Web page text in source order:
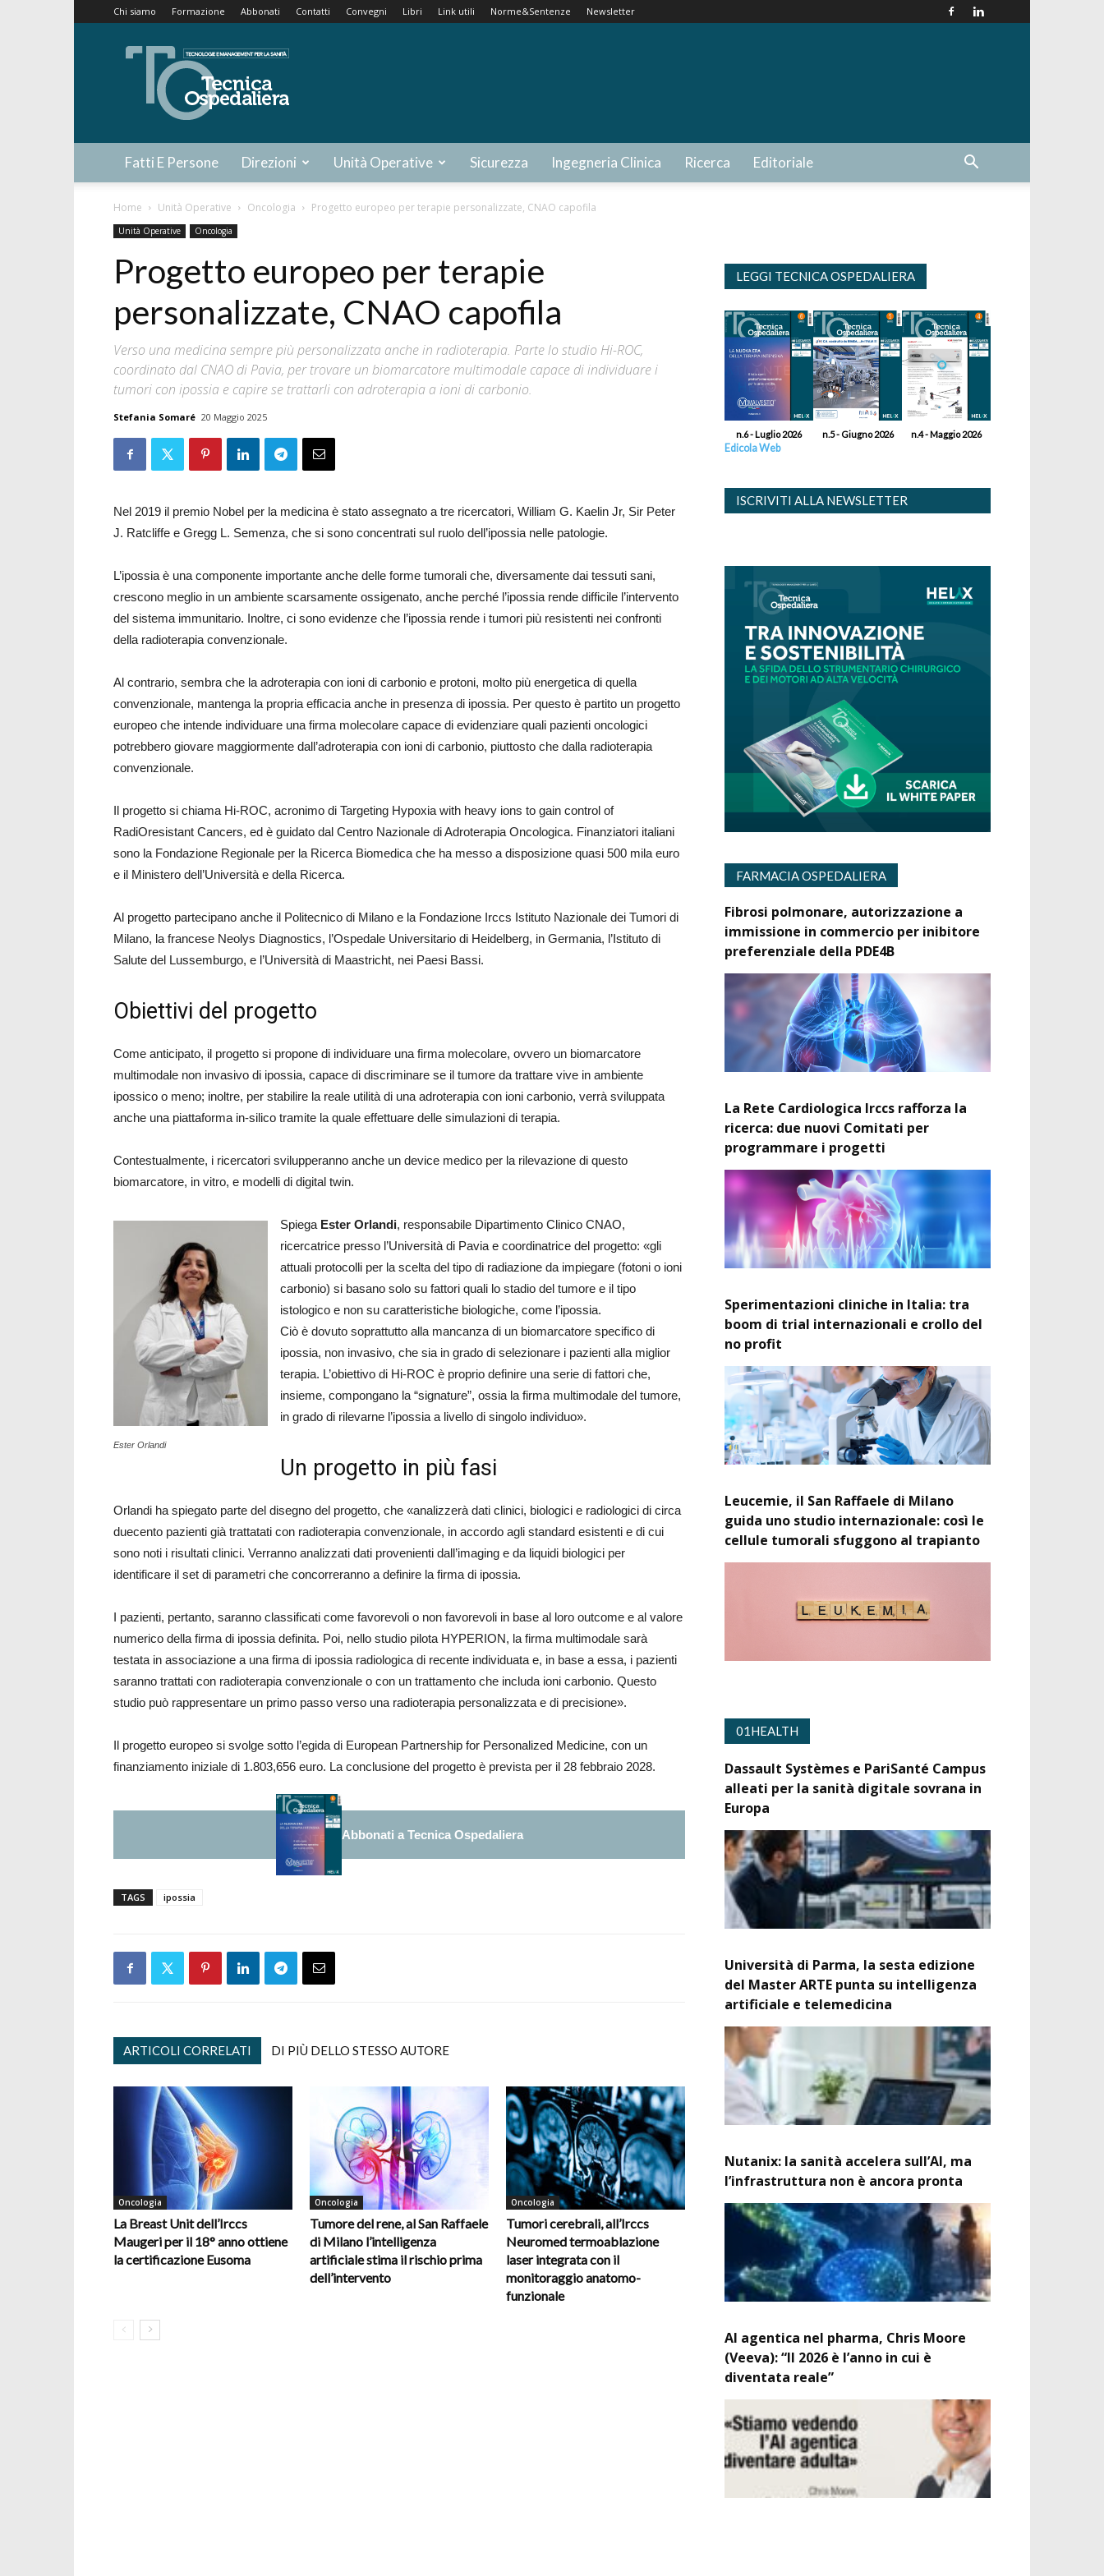
Chi siamo Formazione Abbonati Contatti Convegni Libri Link utili Norme&Sentenze Newsletter
Tecnica
Ospedaliera
Fatti E Persone Direzioni Unità Operative Sicurezza Ingegneria Clinica Ricerca Editoriale
Home Unità Operative Oncologia Progetto europeo per terapie personalizzate, CNAO capofila
Unità Operative Oncologia
Progetto europeo per terapie
personalizzate, CNAO capofila
Verso una medicina sempre più personalizzata anche in radioterapia. Parte lo studio Hi-ROC,
coordinato dal CNAO di Pavia, per trovare un biomarcatore multimodale capace di individuare i
tumori con ipossia e capire se trattarli con adroterapia a ioni di carbonio.
Stefania Somaré 20 Maggio 2025
Nel 2019 il premio Nobel per la medicina è stato assegnato a tre ricercatori, William G. Kaelin Jr, Sir Peter
J. Ratcliffe e Gregg L. Semenza, che si sono concentrati sul ruolo dell’ipossia nelle patologie.
L’ipossia è una componente importante anche delle forme tumorali che, diversamente dai tessuti sani,
crescono meglio in un ambiente scarsamente ossigenato, anche perché l’ipossia rende difficile l’intervento
del sistema immunitario. Inoltre, ci sono evidenze che l’ipossia rende i tumori più resistenti nei confronti
della radioterapia convenzionale.
Al contrario, sembra che la adroterapia con ioni di carbonio e protoni, molto più energetica di quella
convenzionale, mantenga la propria efficacia anche in presenza di ipossia. Per questo è partito un progetto
europeo che intende individuare una firma molecolare capace di evidenziare quali pazienti oncologici
potrebbero giovare maggiormente dall’adroterapia con ioni di carbonio, piuttosto che dalla radioterapia
convenzionale.
Il progetto si chiama Hi-ROC, acronimo di Targeting Hypoxia with heavy ions to gain control of
RadiOresistant Cancers, ed è guidato dal Centro Nazionale di Adroterapia Oncologica. Finanziatori italiani
sono la Fondazione Regionale per la Ricerca Biomedica che ha messo a disposizione quasi 500 mila euro
e il Ministero dell’Università e della Ricerca.
Al progetto partecipano anche il Politecnico di Milano e la Fondazione Irccs Istituto Nazionale dei Tumori di
Milano, la francese Neolys Diagnostics, l’Ospedale Universitario di Heidelberg, in Germania, l’Istituto di
Salute del Lussemburgo, e l’Università di Maastricht, nei Paesi Bassi.
Obiettivi del progetto
Come anticipato, il progetto si propone di individuare una firma molecolare, ovvero un biomarcatore
multimodale non invasivo di ipossia, capace di discriminare se il tumore da trattare vive in ambiente
ipossico o meno; inoltre, per stabilire la reale utilità di una adroterapia con ioni carbonio, verrà sviluppata
anche una piattaforma in-silico tramite la quale effettuare delle simulazioni di terapia.
Contestualmente, i ricercatori svilupperanno anche un device medico per la rilevazione di questo
biomarcatore, in vitro, e modelli di digital twin.
Ester Orlandi
Spiega Ester Orlandi, responsabile Dipartimento Clinico CNAO,
ricercatrice presso l’Università di Pavia e coordinatrice del progetto: «gli
attuali protocolli per la scelta del tipo di radiazione da impiegare (fotoni o ioni
carbonio) si basano solo su fattori quali lo stadio del tumore e il tipo
istologico e non su caratteristiche biologiche, come l’ipossia.
Ciò è dovuto soprattutto alla mancanza di un biomarcatore specifico di
ipossia, non invasivo, che sia in grado di selezionare i pazienti alla miglior
terapia. L’obiettivo di Hi-ROC è proprio definire una serie di fattori che,
insieme, compongano la “signature”, ossia la firma multimodale del tumore,
in grado di rilevarne l’ipossia a livello di singolo individuo».
Un progetto in più fasi
Orlandi ha spiegato parte del disegno del progetto, che «analizzerà dati clinici, biologici e radiologici di circa
duecento pazienti già trattatati con radioterapia convenzionale, in accordo agli standard esistenti e di cui
sono noti i risultati clinici. Verranno analizzati dati provenienti dall’imaging e da liquidi biologici per
identificare il set di parametri che concorreranno a definire la firma di ipossia.
I pazienti, pertanto, saranno classificati come favorevoli o non favorevoli in base al loro outcome e al valore
numerico della firma di ipossia definita. Poi, nello studio pilota HYPERION, la firma multimodale sarà
testata in associazione a una firma di ipossia radiologica di recente individuata e, in base a essa, i pazienti
saranno trattati con radioterapia convenzionale o con un trattamento che includa ioni carbonio. Questo
studio può rappresentare un primo passo verso una radioterapia personalizzata e di precisione».
Il progetto europeo si svolge sotto l’egida di European Partnership for Personalized Medicine, con un
finanziamento iniziale di 1.803,656 euro. La conclusione del progetto è prevista per il 28 febbraio 2028.
Abbonati a Tecnica Ospedaliera
TAGS ipossia
ARTICOLI CORRELATI DI PIÙ DELLO STESSO AUTORE
Oncologia
La Breast Unit dell’Irccs
Maugeri per il 18° anno ottiene
la certificazione Eusoma
Oncologia
Tumore del rene, al San Raffaele
di Milano l’intelligenza
artificiale stima il rischio prima
dell’intervento
Oncologia
Tumori cerebrali, all’Irccs
Neuromed termoablazione
laser integrata con il
monitoraggio anatomo-
funzionale
LEGGI TECNICA OSPEDALIERA
n.6 - Luglio 2026 n.5 - Giugno 2026 n.4 - Maggio 2026
Edicola Web
ISCRIVITI ALLA NEWSLETTER
FARMACIA OSPEDALIERA
Fibrosi polmonare, autorizzazione a
immissione in commercio per inibitore
preferenziale della PDE4B
La Rete Cardiologica Irccs rafforza la
ricerca: due nuovi Comitati per
programmare i progetti
Sperimentazioni cliniche in Italia: tra
boom di trial internazionali e crollo del
no profit
Leucemie, il San Raffaele di Milano
guida uno studio internazionale: così le
cellule tumorali sfuggono al trapianto
01HEALTH
Dassault Systèmes e PariSanté Campus
alleati per la sanità digitale sovrana in
Europa
Università di Parma, la sesta edizione
del Master ARTE punta su intelligenza
artificiale e telemedicina
Nutanix: la sanità accelera sull’AI, ma
l’infrastruttura non è ancora pronta
AI agentica nel pharma, Chris Moore
(Veeva): “Il 2026 è l’anno in cui è
diventata reale”